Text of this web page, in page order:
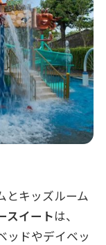
とキッズルーム
スイート は、
ッドやデイベッ